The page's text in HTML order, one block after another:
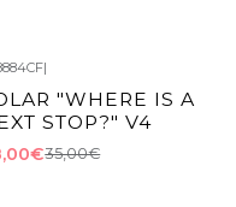
|
"WHERE IS A
STOP?" V4
35,00€